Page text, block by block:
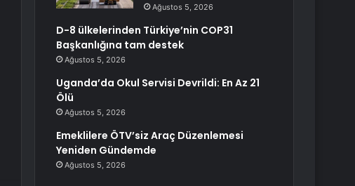
Ağustos 5, 2026
D-8 ülkelerinden Türkiye’nin COP31
Başkanlığına tam destek
Ağustos 5, 2026
Uganda’da Okul Servisi Devrildi: En Az 21
Ölü
Ağustos 5, 2026
Emeklilere ÖTV’siz Araç Düzenlemesi
Yeniden Gündemde
Ağustos 5, 2026